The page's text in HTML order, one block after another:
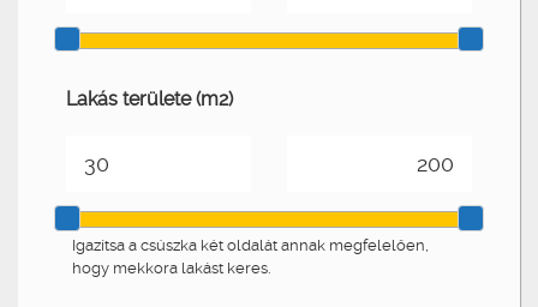
Lakás területe (m2)
Igazítsa a csúszka két oldalát annak megfelelően,
hogy mekkora lakást keres.